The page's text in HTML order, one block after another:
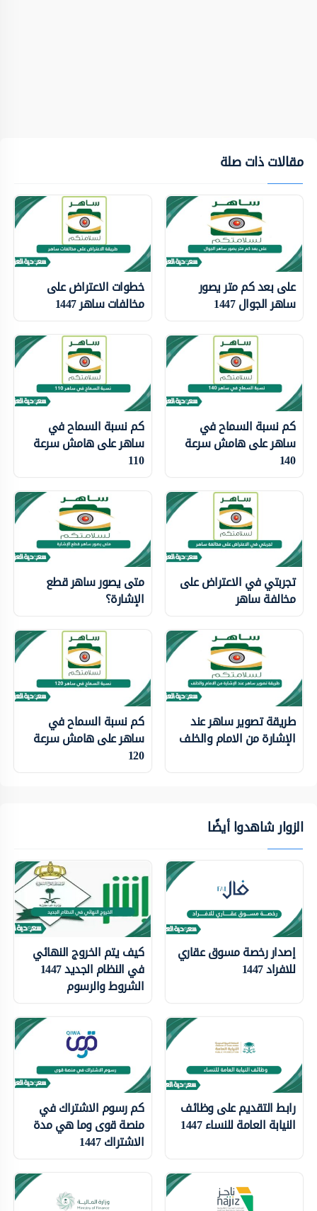
مقالات ذات صلة
على بعد كم متر يصور
ساهر الجوال 1447
خطوات الاعتراض على
مخالفات ساهر 1447
كم نسبة السماح في
ساهر على هامش سرعة
140
كم نسبة السماح في
ساهر على هامش سرعة
110
تجربتي في الاعتراض على
مخالفة ساهر
متى يصور ساهر قطع
الإشارة؟
طريقة تصوير ساهر عند
الإشارة من الامام والخلف
كم نسبة السماح في
ساهر على هامش سرعة
120
الزوار شاهدوا أيضًا
إصدار رخصة مسوق عقاري
للافراد 1447
كيف يتم الخروج النهائي
في النظام الجديد 1447
الشروط والرسوم
رابط التقديم على وظائف
النيابة العامة للنساء 1447
كم رسوم الاشتراك في
منصة قوى وما هي مدة
الاشتراك 1447